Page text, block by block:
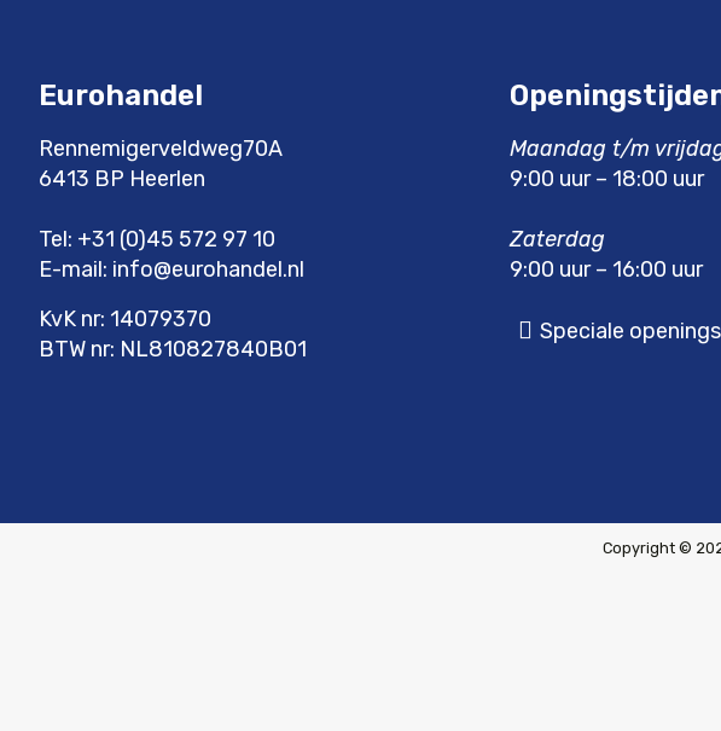
Eurohandel
Rennemigerveldweg70A
6413 BP Heerlen
Tel: +31 (0)45 572 97 10
E-mail: info@eurohandel.nl
KvK nr: 14079370
BTW nr: NL810827840B01
Maandag t/m
9:00 uur – 18:00 uur
Zaterdag
9:00 uur – 16:00 uur
Speciale
Copyright ©